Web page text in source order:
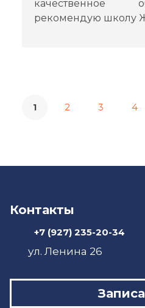
качественное
рекомендую школу
1 2 3 4
Контакты
+7 (927) 235-20-34
ул. Ленина 26